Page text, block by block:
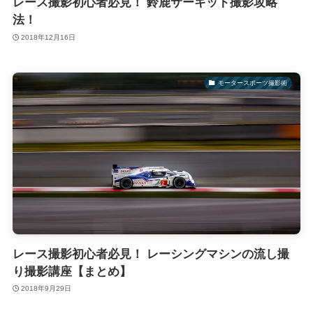
法！
2018年12月16日
モータースポーツ撮影術
レース撮影初心者必見！ レーシングマシンの流し撮
り撮影講座【まとめ】
2018年9月29日